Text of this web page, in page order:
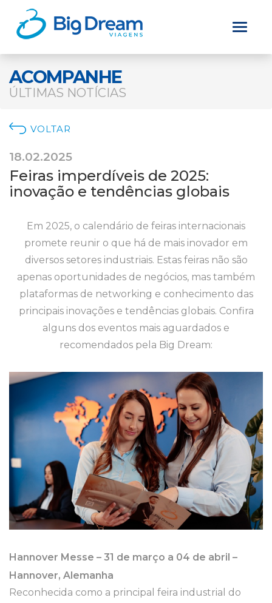
ACOMPANHE
ÚLTIMAS NOTÍCIAS
VOLTAR
18.02.2025
Feiras imperdíveis de 2025:
inovação e tendências globais
Em 2025, o calendário de feiras internacionais
promete reunir o que há de mais inovador em
diversos setores industriais. Estas feiras não são
apenas oportunidades de negócios, mas também
plataformas de networking e conhecimento das
principais inovações e tendências globais. Confira
alguns dos eventos mais aguardados e
recomendados pela Big Dream:
Hannover Messe – 31 de março a 04 de abril –
Hannover, Alemanha
Reconhecida como a principal feira industrial do